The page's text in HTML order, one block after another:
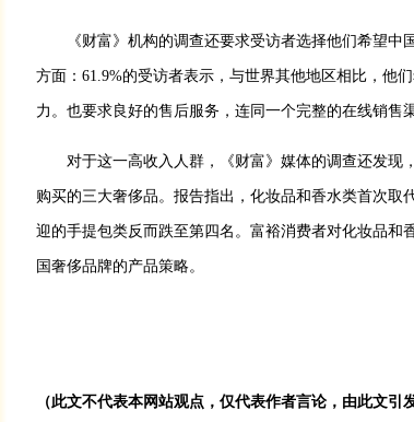
《财富》机构的调查还要求受访者选择他们希望中
方面：61.9%的受访者表示，与世界其他地区相比，他
力。也要求良好的售后服务，连同一个完整的在线销售
对于这一高收入人群，《财富》媒体的调查还发现
购买的三大奢侈品。报告指出，化妆品和香水类首次取
迎的手提包类反而跌至第四名。富裕消费者对化妆品和
国奢侈品牌的产品策略。
（此文不代表本网站观点，仅代表作者言论，由此文